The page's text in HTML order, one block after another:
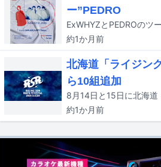
ー”PEDRO
約1か月前
北海道「ライジン
ら10組追加
約1か月前